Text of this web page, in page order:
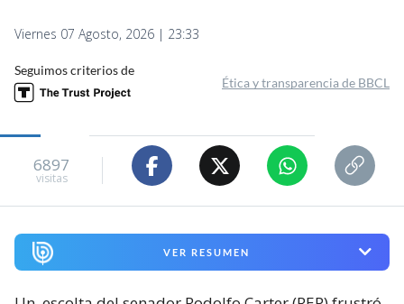
Viernes 07 Agosto, 2026 | 23:33
Seguimos criterios de
Ética y transparencia de BBCL
6897
visitas
VER RESUMEN